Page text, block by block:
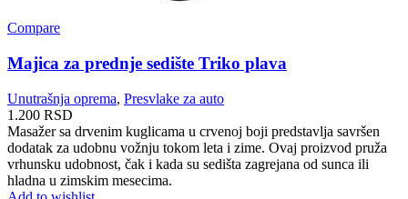
Compare
Majica za prednje sedište Triko plava
Unutrašnja oprema, Presvlake za auto
1.200 RSD
Masažer sa drvenim kuglicama u crvenoj boji predstavlja savršen
dodatak za udobnu vožnju tokom leta i zime. Ovaj proizvod pruža
vrhunsku udobnost, čak i kada su sedišta zagrejana od sunca ili
hladna u zimskim mesecima.